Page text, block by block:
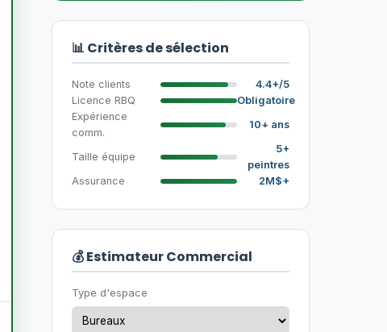
📊 Critères de sélection
Note clients
4.4+/5
Licence RBQ
Obligatoire
Expérience
comm.
10+ ans
Taille équipe
5+
peintres
Assurance
2M$+
💰 Estimateur Commercial
Type d'espace